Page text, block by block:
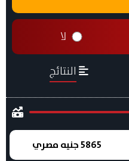
لا
النتائج
5865 جنيه مصري